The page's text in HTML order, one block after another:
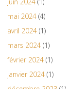
mai 2024 (4)
avril 2024 (1)
mars 2024 (1)
février 2024 (1)
janvier 2024 (1)